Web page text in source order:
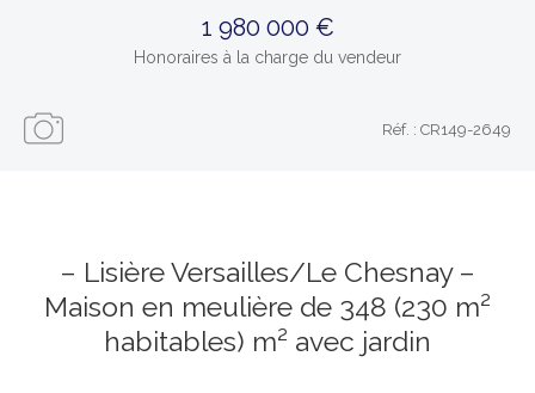
1 980 000 €
Honoraires à la charge du vendeur
Réf. : CR149-2649
– Lisière Versailles/Le Chesnay –
Maison en meulière de 348 (230 m²
habitables) m² avec jardin